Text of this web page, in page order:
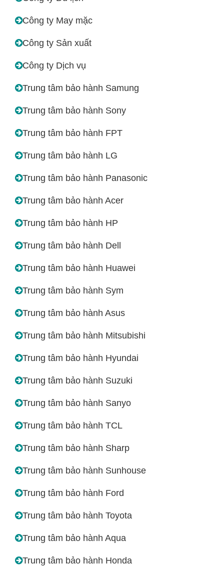
Công ty May mặc
Công ty Sản xuất
Công ty Dịch vụ
Trung tâm bảo hành Samung
Trung tâm bảo hành Sony
Trung tâm bảo hành FPT
Trung tâm bảo hành LG
Trung tâm bảo hành Panasonic
Trung tâm bảo hành Acer
Trung tâm bảo hành HP
Trung tâm bảo hành Dell
Trung tâm bảo hành Huawei
Trung tâm bảo hành Sym
Trung tâm bảo hành Asus
Trung tâm bảo hành Mitsubishi
Trung tâm bảo hành Hyundai
Trung tâm bảo hành Suzuki
Trung tâm bảo hành Sanyo
Trung tâm bảo hành TCL
Trung tâm bảo hành Sharp
Trung tâm bảo hành Sunhouse
Trung tâm bảo hành Ford
Trung tâm bảo hành Toyota
Trung tâm bảo hành Aqua
Trung tâm bảo hành Honda